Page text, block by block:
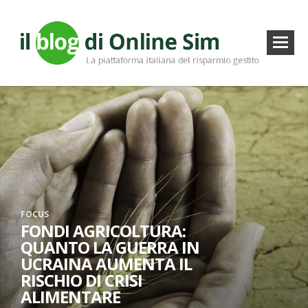
FOCUS
FONDI AGRICOLTURA:
QUANTO LA GUERRA IN
UCRAINA AUMENTA IL
RISCHIO DI CRISI
ALIMENTARE